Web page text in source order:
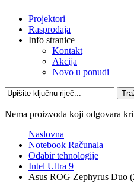
Projektori
Rasprodaja
Info stranice
Kontakt
Akcija
Novo u ponudi
Nema proizvoda koji odgovara
Naslovna
Notebook Računala
Odabir tehnologije
Intel Ultra 9
Asus ROG Zephyrus Duo